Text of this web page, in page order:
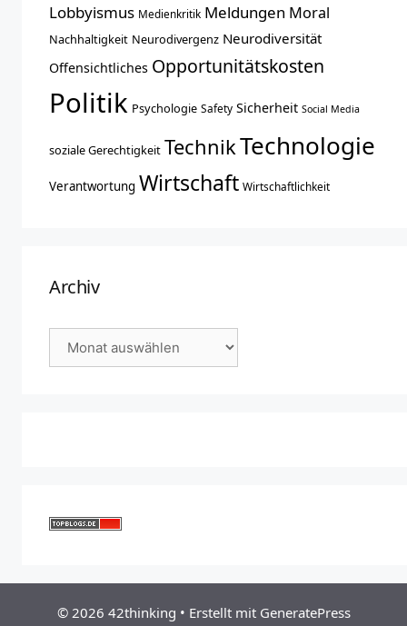
Lobbyismus Medienkritik Meldungen Moral
Nachhaltigkeit Neurodivergenz Neurodiversität
Offensichtliches Opportunitätskosten
Politik Psychologie Safety Sicherheit Social Media
soziale Gerechtigkeit TechnikTechnologie
Verantwortung Wirtschaft Wirtschaftlichkeit
Archiv
Archiv
© 2026 42thinking • Erstellt mit GeneratePress